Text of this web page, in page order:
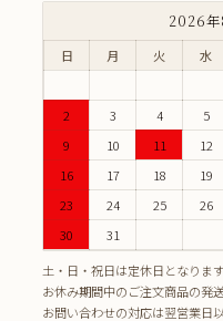
2026年
日 月 火 水
2
3 4 5
9
10 11 12
16
17 18 19
23
24 25 26
30
31
土・日・祝日は定休日となります
お休み期間中のご注文商品の発送
お問い合わせの対応は翌営業日